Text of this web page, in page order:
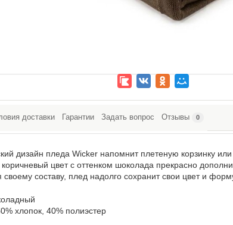
доставки Гарантии Задать вопрос Отзывы 0
дизайн пледа Wicker напомнит плетеную корзинку
цвет с оттенком шоколада прекрасно
своему составу, плед надолго сохранит свои цвет и
хлопок, 40% полиэстер